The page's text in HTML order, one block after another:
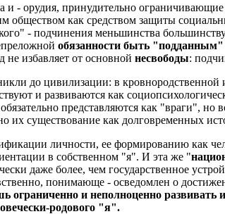
и - орудия, принудительно ограничивающие
обществом как средством защиты
- подчинения меньшинства
обязанности быть "подданным"
не избавляет от основной несвободы:
до цивилизации: в
и развиваются как
представляются как "враги",
их существование как долговременных
личности, ее формированию как
в собственном "я". И эта же "
даже более, чем государственное
понимающе - осведомлен о
ограниченно и неполноценно
родового "я".